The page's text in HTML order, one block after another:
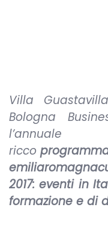
Villa
Bologna
l’annuale
ricco
2017: eventi in
formazione e di